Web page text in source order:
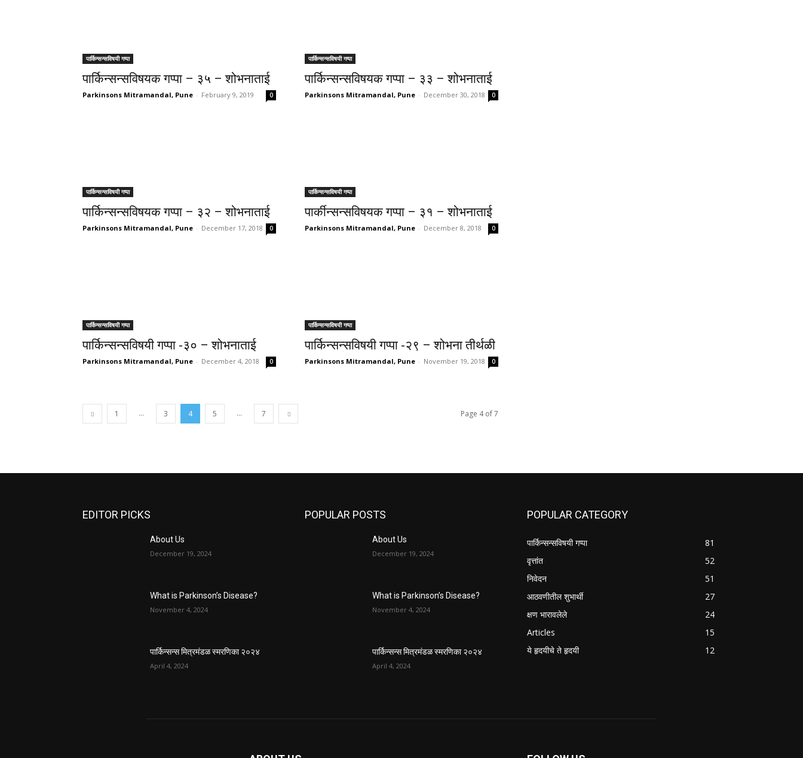
पार्किन्सन्सविषयी गप्पा
पार्किन्सन्सविषयक गप्पा – ३५ – शोभनाताई
Parkinsons Mitramandal, Pune - February 9, 2019 0
पार्किन्सन्सविषयी गप्पा
पार्किन्सन्सविषयक गप्पा – ३३ – शोभनाताई
Parkinsons Mitramandal, Pune - December 30, 2018 0
पार्किन्सन्सविषयी गप्पा
पार्किन्सन्सविषयक गप्पा – ३२ – शोभनाताई
Parkinsons Mitramandal, Pune - December 17, 2018 0
पार्किन्सन्सविषयी गप्पा
पार्कीन्सन्सविषयक गप्पा – ३१ – शोभनाताई
Parkinsons Mitramandal, Pune - December 8, 2018 0
पार्किन्सन्सविषयी गप्पा
पार्किन्सन्सविषयी गप्पा -३० – शोभनाताई
Parkinsons Mitramandal, Pune - December 4, 2018 0
पार्किन्सन्सविषयी गप्पा
पार्किन्सन्सविषयी गप्पा -२९ – शोभना तीर्थळी
Parkinsons Mitramandal, Pune - November 19, 2018 0
1 ... 3 4 5 ... 7 Page 4 of 7
EDITOR PICKS
About Us
December 19, 2024
What is Parkinson’s Disease?
November 4, 2024
पार्किन्सन्स मित्रमंडळ स्मरणिका २०२४
April 4, 2024
POPULAR POSTS
About Us
December 19, 2024
What is Parkinson’s Disease?
November 4, 2024
पार्किन्सन्स मित्रमंडळ स्मरणिका २०२४
April 4, 2024
POPULAR CATEGORY
पार्किन्सन्सविषयी गप्पा
81
वृत्तांत
52
निवेदन
51
आठवणीतील शुभार्थी
27
क्षण भारावलेले
24
Articles
15
ये हृदयीचे ते हृदयी
12